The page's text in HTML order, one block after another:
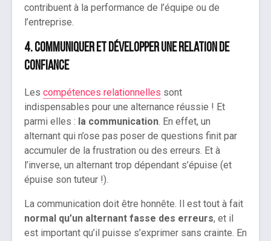
contribuent à la performance de l’équipe ou de
l’entreprise.
4. Communiquer et développer une relation de
confiance
Les compétences relationnelles sont
indispensables pour une alternance réussie ! Et
parmi elles : la communication. En effet, un
alternant qui n’ose pas poser de questions finit par
accumuler de la frustration ou des erreurs. Et à
l’inverse, un alternant trop dépendant s’épuise (et
épuise son tuteur !).
La communication doit être honnête. Il est tout à fait
normal qu’un alternant fasse des erreurs, et il
est important qu’il puisse s’exprimer sans crainte. En